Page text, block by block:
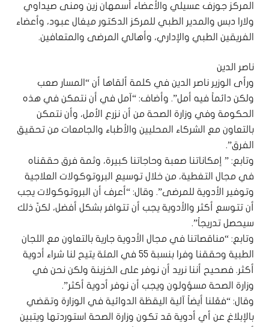
المركز جوزف عسيلي والأعضاء أسمهان زين ومنى صيداوي
ولارا دبس والمدير الطبي للمركز الدكتور ميغال عبود، وأعضاء
الفريقين الطبي والإداري، وأهالي المرضى والمتعافين.
ناصر الدين
ورأى الوزير ناصر الدين في كلمة ألقاها أن “المسار صعب
ولكن دائماً فيه أمل”. وأضاف: “آمل في أن نتمكن في هذه
الحكومة وفي وزارة الصحة من أن نزرع الأمل، وأن نتمكن
بالتعاون مع الشركاء المحليين والأطباء والجامعات من تحقيق
الفرق”.
وتابع: ” إمكاناتنا صعبة وحاجاتنا كبيرة، وثمة فرق حققناه
في مجال التغطية، من خلال توسيع البروتوكولات العلاجية
وتوفير الأدوية للمرضى”. وقال: “أعرف أن البروتوكولات يجب
أن تتوسع أكثر والأدوية يجب أن تتوافر بشكل أفضل، لكنّ ذلك
سيحصل تدريجاً”.
وتابع: “مناقصاتنا في مجال الأدوية جارية بالتعاون مع اللجان
الطبية وحققنا وفرا بنسبة 55 في المئة يتيح لنا شراء أدوية
أكثر. فصحيح أننا نريد أن نوفر على الخزينة ولكن نحن في
وزارة الصحة مسؤولون ويجب أن نوفر أدوية أكثر”.
وقال: “فعّلنا أيضاً آلية اليقظة الدوائية في الوزارة وتقضي
بالإبلاغ عن أي أدوية قد تكون وزارة الصحة استوردتها ويتبين